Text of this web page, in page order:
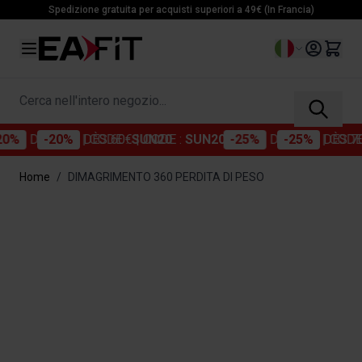
Salta al contenutoSpedizione gratuita per acquisti superiori a 49€ (In Francia)
Lingua
Cerca nell'intero negozio...
60€| CODE :SUN20 -25% DÈS 70€| CODE :
Home / DIMAGRIMENTO 360 PERDITA DI PESO